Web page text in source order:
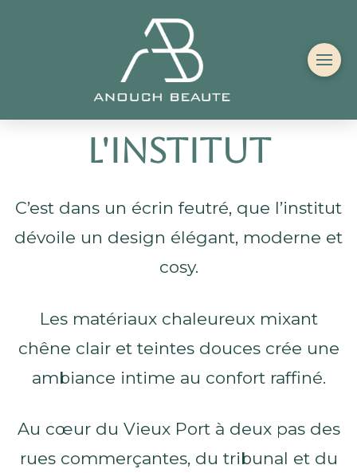
L'institut
C’est dans un écrin feutré, que l’institut
dévoile un design élégant, moderne et
cosy.
Les matériaux chaleureux mixant
chêne clair et teintes douces crée une
ambiance intime au confort raffiné.
Au cœur du Vieux Port à deux pas des
rues commerçantes, du tribunal et du